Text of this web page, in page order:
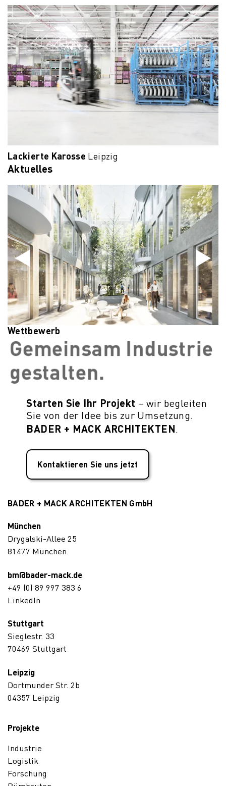
Lackierte Karosse Leipzig
Aktuelles
Wettbewerb
Gemeinsam Industrie
gestalten.
Starten Sie Ihr Projekt – wir begleiten
Sie von der Idee bis zur Umsetzung.
BADER + MACK ARCHITEKTEN.
Kontaktieren Sie uns jetzt
BADER + MACK ARCHITEKTEN GmbH
München
Drygalski-Allee 25
81477 München
Stuttgart
Sieglestr. 33
70469 Stuttgart
Leipzig
Dortmunder Str. 2b
04357 Leipzig
bm@bader-mack.de
+49 (0) 89 997 383 6
LinkedIn
Projekte
Industrie
Logistik
Forschung